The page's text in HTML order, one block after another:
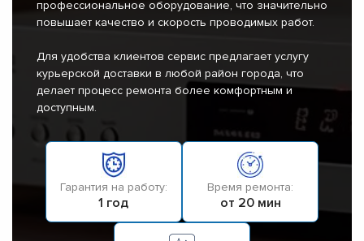
профессиональное оборудование, что значительно
повышает качество и скорость проводимых работ.
Для удобства клиентов сервис предлагает услугу
курьерской доставки в любой район города, что
делает процесс ремонта более комфортным и
доступным.
Гарантия на работу:
1 год
Время ремонта:
от 20 мин